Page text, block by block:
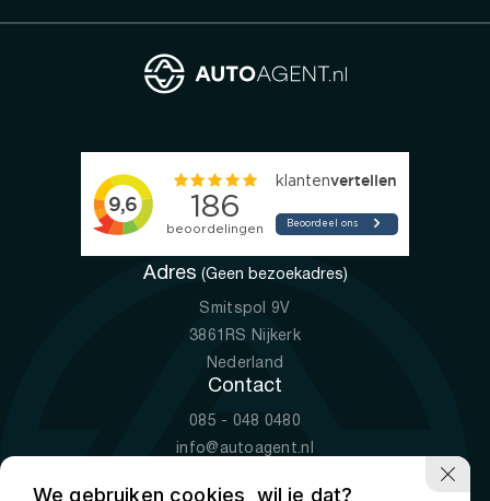
Adres (Geen bezoekadres)
Smitspol 9V
3861RS Nijkerk
Nederland
Contact
085 - 048 0480
info@autoagent.nl
We gebruiken cookies, wil je dat?